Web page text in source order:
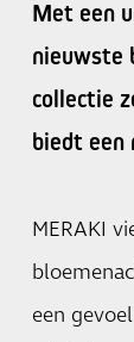
Met een
nieuwste
collectie
biedt
MERAKI
een